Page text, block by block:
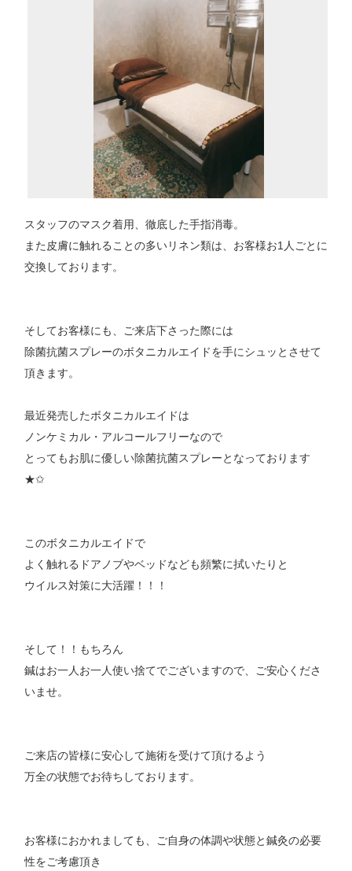
スタッフのマスク着用、徹底した手指消毒。
また皮膚に触れることの多いリネン類は、お客様お1人ごとに
交換しております。
そしてお客様にも、ご来店下さった際には
除菌抗菌スプレーのボタニカルエイドを手にシュッとさせて
頂きます。
最近発売したボタニカルエイドは
ノンケミカル・アルコールフリーなので
とってもお肌に優しい除菌抗菌スプレーとなっております
★✩
このボタニカルエイドで
よく触れるドアノブやベッドなども頻繁に拭いたりと
ウイルス対策に大活躍！！！
そして！！もちろん
鍼はお一人お一人使い捨てでございますので、ご安心くださ
いませ。
ご来店の皆様に安心して施術を受けて頂けるよう
万全の状態でお待ちしております。
お客様におかれましても、ご自身の体調や状態と鍼灸の必要
性をご考慮頂き